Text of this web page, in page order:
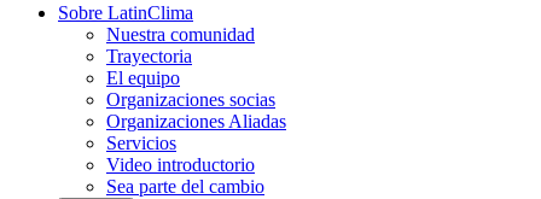
Sobre LatinClima
Nuestra comunidad
Trayectoria
El equipo
Organizaciones socias
Organizaciones Aliadas
Servicios
Video introductorio
Sea parte del cambio